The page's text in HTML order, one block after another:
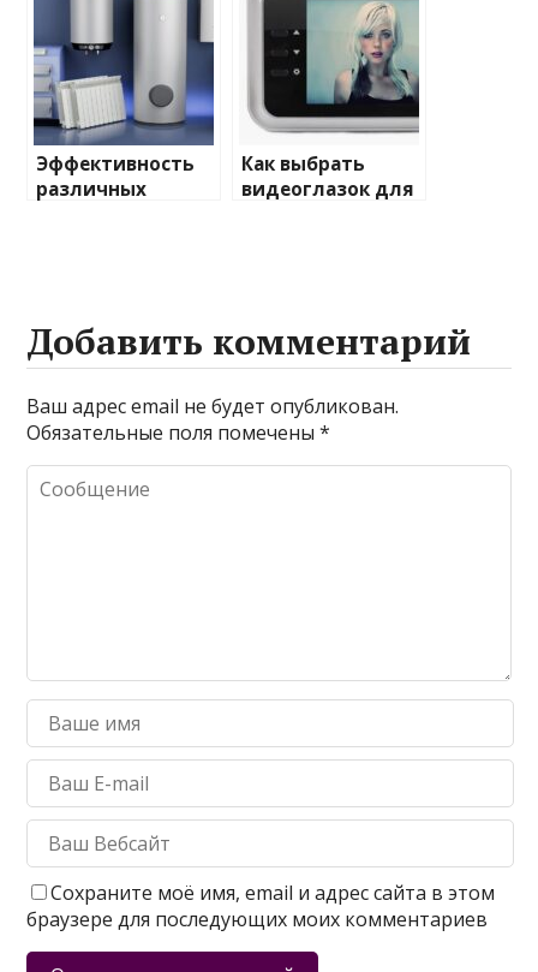
Эффективность
различных
Как выбрать
видеоглазок для
Добавить комментарий
Ваш адрес email не будет опубликован.
Обязательные поля помечены*
Сохраните моё имя, email и адрес сайта в этом
браузере для последующих моих комментариев